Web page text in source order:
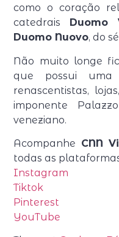
como o coração
catedrais
Duomo
Duomo Nuovo, do
Não muito longe
que possui uma
renascentistas,
imponente
veneziano.
Acompanhe CNN
todas as
Instagram
Tiktok
Pinterest
YouTube